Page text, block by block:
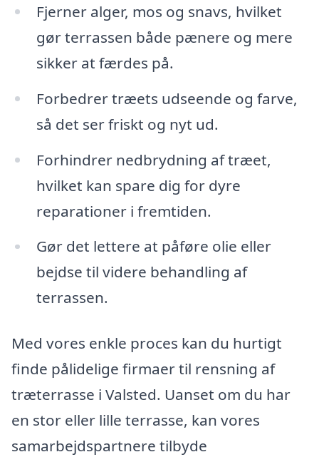
Fjerner alger, mos og snavs, hvilket
gør terrassen både pænere og mere
sikker at færdes på.
Forbedrer træets udseende og farve,
så det ser friskt og nyt ud.
Forhindrer nedbrydning af træet,
hvilket kan spare dig for dyre
reparationer i fremtiden.
Gør det lettere at påføre olie eller
bejdse til videre behandling af
terrassen.
Med vores enkle proces kan du hurtigt
finde pålidelige firmaer til rensning af
træterrasse i Valsted. Uanset om du har
en stor eller lille terrasse, kan vores
samarbejdspartnere tilbyde